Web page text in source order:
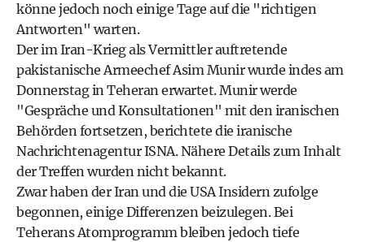
könne jedoch noch einige Tage auf die "richtigen
Antworten" warten.
Der im Iran-Krieg als Vermittler auftretende
pakistanische Armeechef Asim Munir wurde indes am
Donnerstag in Teheran erwartet. Munir werde
"Gespräche und Konsultationen" mit den iranischen
Behörden fortsetzen, berichtete die iranische
Nachrichtenagentur ISNA. Nähere Details zum Inhalt
der Treffen wurden nicht bekannt.
Zwar haben der Iran und die USA Insidern zufolge
begonnen, einige Differenzen beizulegen. Bei
Teherans Atomprogramm bleiben jedoch tiefe